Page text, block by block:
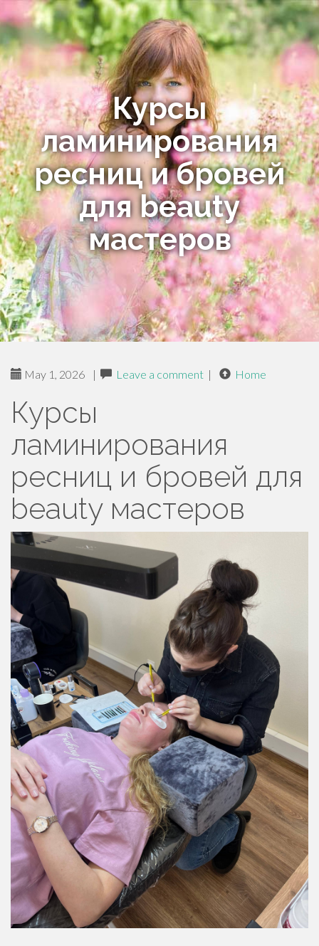
Курсы
ламинирования
ресниц и бровей
для beauty
мастеров
May 1, 2026 | Leave a comment | Home
Курсы
ламинирования
ресниц и бровей для
beauty мастеров